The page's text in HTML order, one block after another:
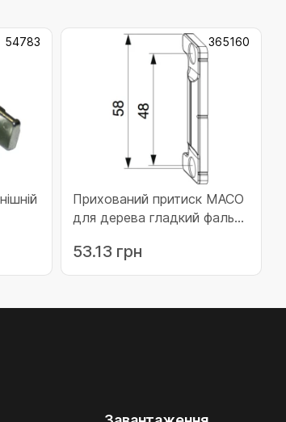
54783 365160
Прихований притиск MACO
для дерева гладкий фальц
срібний (365160)
53.13 грн